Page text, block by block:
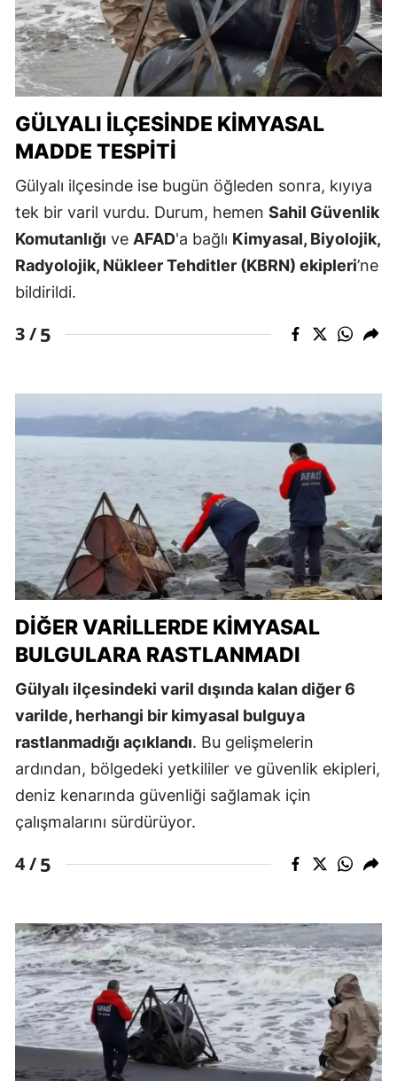
GÜLYALI İLÇESINDE KIMYASAL
MADDE TESPITI
Gülyalı ilçesinde ise bugün öğleden sonra, kıyıya
tek bir varil vurdu. Durum, hemen Sahil Güvenlik
Komutanlığı ve AFAD'a bağlı Kimyasal, Biyolojik,
Radyolojik, Nükleer Tehditler (KBRN) ekipleri’ne
bildirildi.
3 /5
DIĞER VARILLERDE KIMYASAL
BULGULARA RASTLANMADI
Gülyalı ilçesindeki varil dışında kalan diğer 6
varilde, herhangi bir kimyasal bulguya
rastlanmadığı açıklandı. Bu gelişmelerin
ardından, bölgedeki yetkililer ve güvenlik ekipleri,
deniz kenarında güvenliği sağlamak için
çalışmalarını sürdürüyor.
4 /5